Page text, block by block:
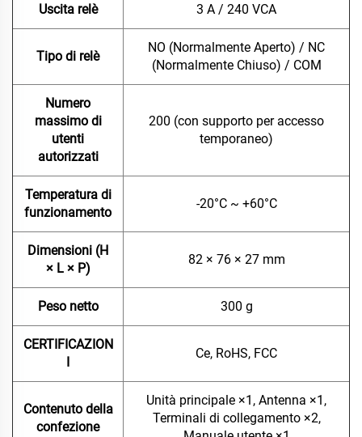
Uscita relè 3 A / 240 VCA
Tipo di relè
NO (Normalmente Aperto) / NC
(Normalmente Chiuso) / COM
Numero
massimo di
utenti
autorizzati
200 (con supporto per accesso
temporaneo)
Temperatura di
funzionamento
-20°C ~ +60°C
Dimensioni (H
× L × P)
82 × 76 × 27 mm
Peso netto 300 g
CERTIFICAZION
I
Ce, RoHS, FCC
Contenuto della
confezione
Unità principale ×1, Antenna ×1,
Terminali di collegamento ×2,